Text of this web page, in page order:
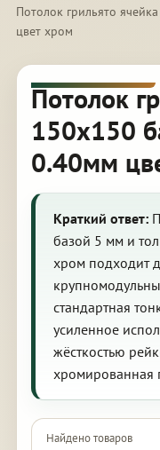
Потолок грильято
цвет хром
Потолок
150х150
0.40мм
Краткий ответ:
базой 5 мм и
хром подходит
стандартная
усиленное
жёсткостью
хромированная
Найдено товаров